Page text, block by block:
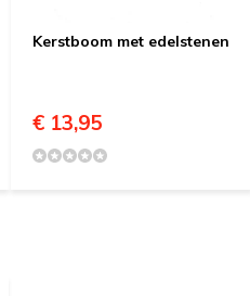
Kerstboom met edelstenen
€ 13,95